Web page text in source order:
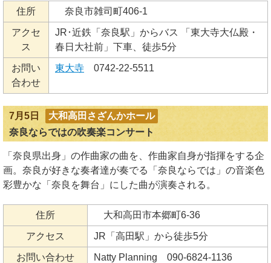
住所 奈良市雑司町406-1
アクセ
ス
JR･近鉄「奈良駅」からバス 「東大寺大仏殿・
春日大社前」下車、徒歩5分
お問い
合わせ
東大寺 0742-22-5511
7月5日
大和高田さざんかホール
奈良ならではの吹奏楽コンサート
「奈良県出身」の作曲家の曲を、作曲家自身が指揮をする企
画。奈良が好きな奏者達が奏でる「奈良ならでは」の音楽色
彩豊かな「奈良を舞台」にした曲が演奏される。
住所 大和高田市本郷町6-36
アクセス JR「高田駅」から徒歩5分
お問い合わせ Natty Planning 090-6824-1136